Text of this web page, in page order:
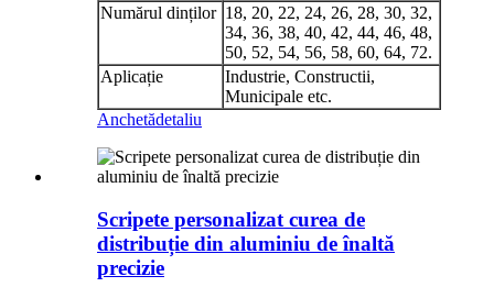
Numărul dinților 18, 20, 22, 24, 26, 28, 30, 32,
34, 36, 38, 40, 42, 44, 46, 48,
50, 52, 54, 56, 58, 60, 64, 72.
Aplicație
Industrie, Constructii,
Municipale etc.
Anchetădetaliu
Scripete personalizat curea de
distribuție din aluminiu de înaltă
precizie